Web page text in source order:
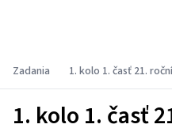
Zadania 1. kolo 1. časť 21.
1. kolo 1. časť